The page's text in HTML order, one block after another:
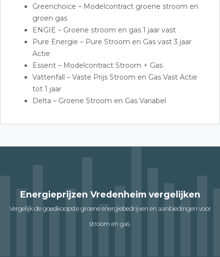
Greenchoice – Modelcontract groene stroom en
groen gas
ENGIE – Groene stroom en gas 1 jaar vast
Pure Energie – Pure Stroom en Gas vast 3 jaar
Actie
Essent – Modelcontract Stroom + Gas
Vattenfall – Vaste Prijs Stroom en Gas Vast Actie
tot 1 jaar
Delta – Groene Stroom en Gas Variabel
Energieprijzen Vredenheim vergelijken
Vergelijk de goedkoopste groene energiebedrijven en aanbiedingen voor
stroom en gas.